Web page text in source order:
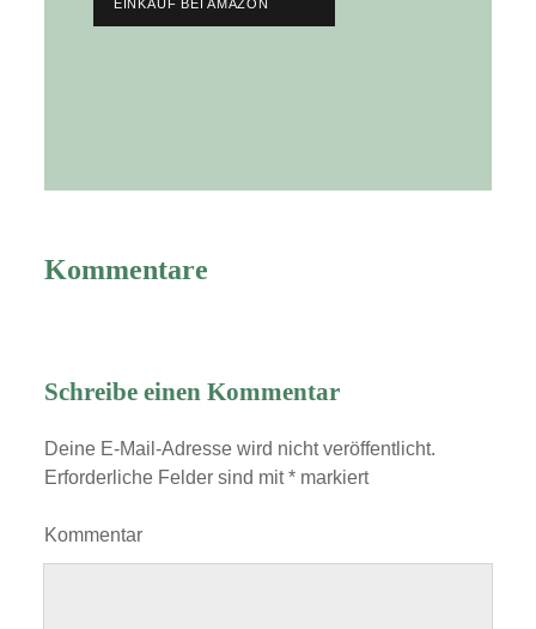
EINKAUF BEI AMAZON
Kommentare
Schreibe einen Kommentar
Deine E-Mail-Adresse wird nicht veröffentlicht.
Erforderliche Felder sind mit* markiert
Kommentar